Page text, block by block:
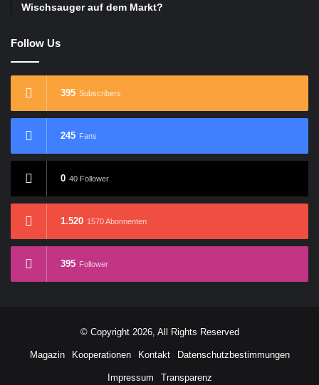
Wischsauger auf dem Markt?
Follow Us
395 Subscribers
245 Fans
0 40 Follower
1.520 1570 Abonnenten
395 Follower
© Copyright 2026, All Rights Reserved
Magazin Kooperationen Kontakt Datenschutzbestimmungen
Impressum Transparenz